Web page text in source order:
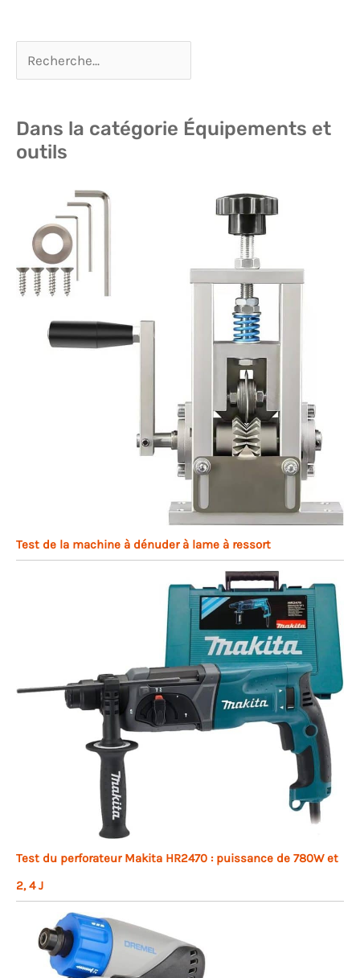
Dans la catégorie Équipements et
outils
Test de la machine à dénuder à lame à ressort
Test du perforateur Makita HR2470 : puissance de 780W et
2, 4 J